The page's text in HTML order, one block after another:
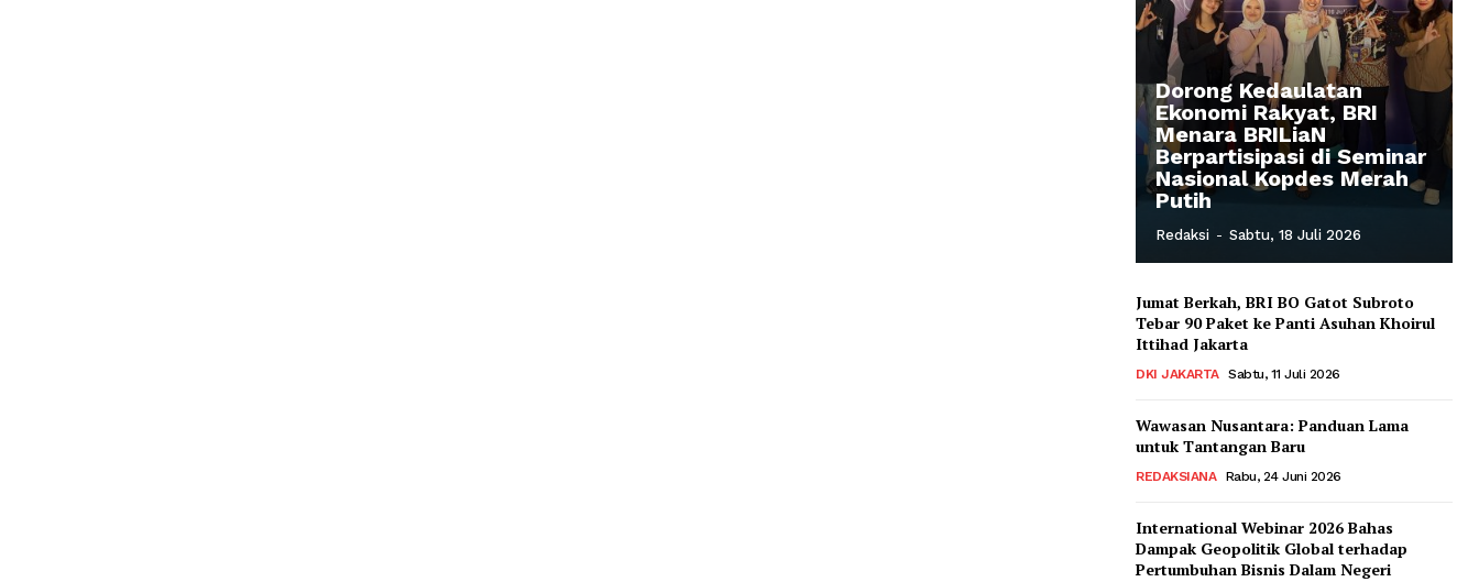
Dorong Kedaulatan
Ekonomi Rakyat, BRI
Menara BRILiaN
Berpartisipasi di Seminar
Nasional Kopdes Merah
Putih
Redaksi - Sabtu, 18 Juli 2026
Jumat Berkah, BRI BO Gatot Subroto
Tebar 90 Paket ke Panti Asuhan Khoirul
Ittihad Jakarta
DKI JAKARTA Sabtu, 11 Juli 2026
Wawasan Nusantara: Panduan Lama
untuk Tantangan Baru
REDAKSIANA Rabu, 24 Juni 2026
International Webinar 2026 Bahas
Dampak Geopolitik Global terhadap
Pertumbuhan Bisnis Dalam Negeri